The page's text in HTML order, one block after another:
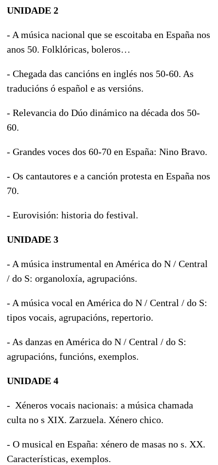
UNIDADE 2
- A música nacional que se escoitaba en España nos
anos 50. Folklóricas, boleros…
- Chegada das cancións en inglés nos 50-60. As
traducións ó español e as versións.
- Relevancia do Dúo dinámico na década dos 50-
60.
- Grandes voces dos 60-70 en España: Nino Bravo.
- Os cantautores e a canción protesta en España nos
70.
- Eurovisión: historia do festival.
UNIDADE 3
- A música instrumental en América do N / Central
/ do S: organoloxía, agrupacións.
- A música vocal en América do N / Central / do S:
tipos vocais, agrupacións, repertorio.
- As danzas en América do N / Central / do S:
agrupacións, funcións, exemplos.
UNIDADE 4
- Xéneros vocais nacionais: a música chamada
culta no s XIX. Zarzuela. Xénero chico.
- O musical en España: xénero de masas no s. XX.
Características, exemplos.